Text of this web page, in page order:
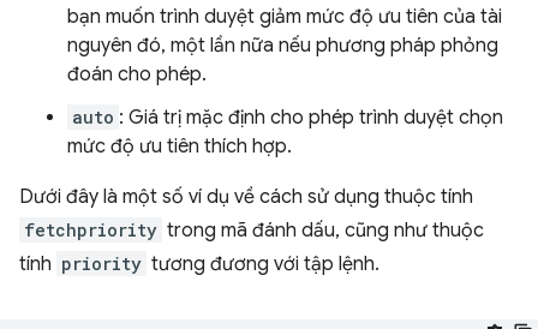
bạn muốn trình duyệt giảm mức độ ưu tiên của tài
nguyên đó, một lần nữa nếu phương pháp phỏng
đoán cho phép.
auto : Giá trị mặc định cho phép trình duyệt chọn
mức độ ưu tiên thích hợp.
Dưới đây là một số ví dụ về cách sử dụng thuộc tính
fetchpriority trong mã đánh dấu, cũng như thuộc
tính priority tương đương với tập lệnh.